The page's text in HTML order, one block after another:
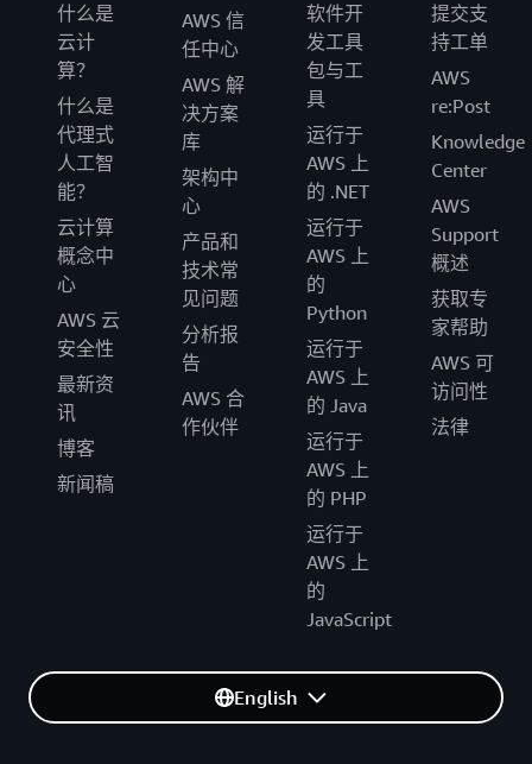
什么是
云计
算？
什么是
代理式
人工智
能？
云计算
概念中
心
AWS 云
安全性
最新资
讯
博客
新闻稿
AWS 信
任中心
AWS 解
决方案
库
架构中
心
产品和
技术常
见问题
分析报
告
AWS 合
作伙伴
软件开
发工具
包与工
具
运行于
AWS 上
的 .NET
运行于
AWS 上
的
Python
运行于
AWS 上
的 Java
运行于
AWS 上
的 PHP
运行于
AWS 上
的
JavaScript
提交支
持工单
AWS
re:Post
Knowledge
Center
AWS
Support
概述
获取专
家帮助
AWS 可
访问性
法律
English